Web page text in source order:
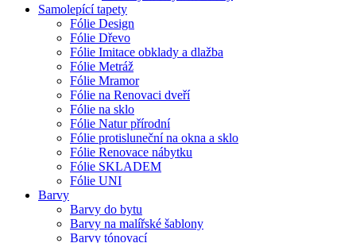
Samolepící tapety
Fólie Design
Fólie Dřevo
Fólie Imitace obklady a dlažba
Fólie Metráž
Fólie Mramor
Fólie na Renovaci dveří
Fólie na sklo
Fólie Natur přírodní
Fólie protisluneční na okna a sklo
Fólie Renovace nábytku
Fólie SKLADEM
Fólie UNI
Barvy
Barvy do bytu
Barvy na malířské šablony
Barvy tónovací